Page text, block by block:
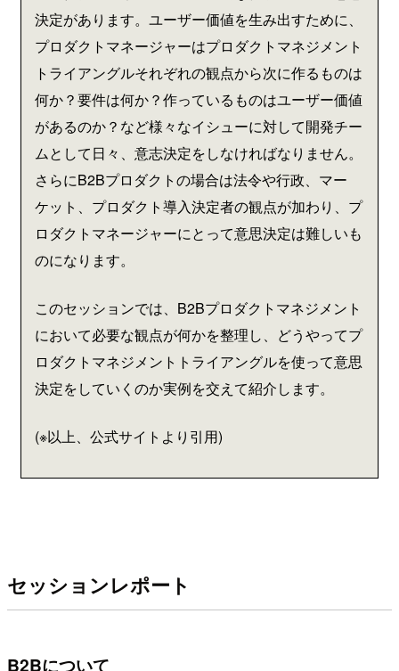
決定があります。ユーザー価値を生み出すために、
プロダクトマネージャーはプロダクトマネジメント
トライアングルそれぞれの観点から次に作るものは
何か？要件は何か？作っているものはユーザー価値
があるのか？など様々なイシューに対して開発チー
ムとして日々、意志決定をしなければなりません。
さらにB2Bプロダクトの場合は法令や行政、マー
ケット、プロダクト導入決定者の観点が加わり、プ
ロダクトマネージャーにとって意思決定は難しいも
のになります。
このセッションでは、B2Bプロダクトマネジメント
において必要な観点が何かを整理し、どうやってプ
ロダクトマネジメントトライアングルを使って意思
決定をしていくのか実例を交えて紹介します。
(※以上、公式サイトより引用)
セッションレポート
B2Bについて